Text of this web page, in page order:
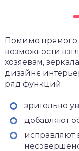
Помимо прямого
возможности
хозяевам,
дизайне
ряд функций:
зрительно
добавляют
исправляют